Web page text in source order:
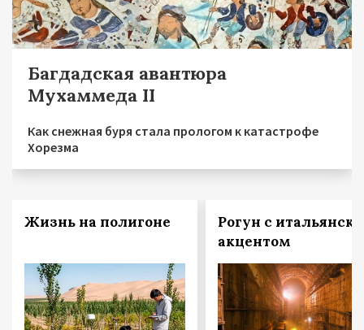
Багдадская авантюра
Мухаммеда II
Как снежная буря стала прологом к катастрофе
Хорезма
Жизнь на полигоне
Рогун с
акцентом